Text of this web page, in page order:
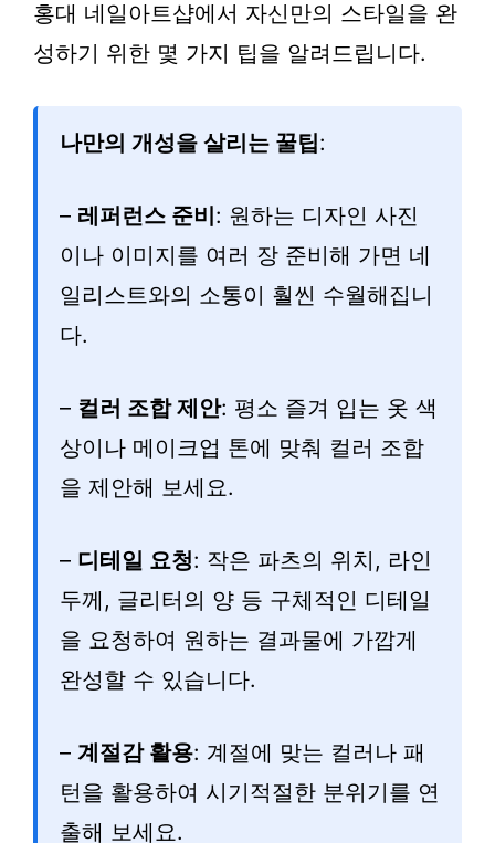
홍대 네일아트샵에서 자신만의 스타일을 완
성하기 위한 몇 가지 팁을 알려드립니다.
나만의 개성을 살리는 꿀팁:
– 레퍼런스 준비: 원하는 디자인 사진
이나 이미지를 여러 장 준비해 가면 네
일리스트와의 소통이 훨씬 수월해집니
다.
– 컬러 조합 제안: 평소 즐겨 입는 옷 색
상이나 메이크업 톤에 맞춰 컬러 조합
을 제안해 보세요.
– 디테일 요청: 작은 파츠의 위치, 라인
두께, 글리터의 양 등 구체적인 디테일
을 요청하여 원하는 결과물에 가깝게
완성할 수 있습니다.
– 계절감 활용: 계절에 맞는 컬러나 패
턴을 활용하여 시기적절한 분위기를 연
출해 보세요.